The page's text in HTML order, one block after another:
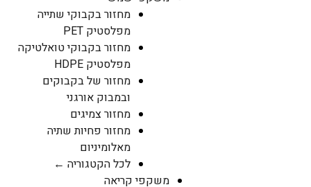
מחזור בקבוקי שתייה
מפלסטיק PET
מחזור בקבוקי טואלטיקה
מפלסטיק HDPE
מחזור של בקבוקים
ובמבוק אורגני
מחזור צמיגים
מחזור פחיות שתיה
מאלומיניום
לכל הקטגוריה ←
משקפי קריאה